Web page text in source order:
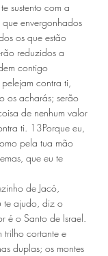
sustento com a
que envergonhados
os que estão
reduzidos a
contigo
contra ti,
os acharás; serão
de nenhum valor
ti. 13Porque eu,
pela tua mão
que eu te
de Jacó,
te ajudo, diz o
é o Santo de Israel.
trilho cortante e
duplas; os montes